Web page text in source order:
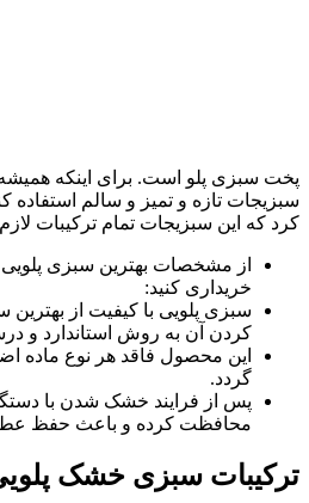
پخت سبزی پلو است. برای اینکه همیشه
سبزیجات تازه و تمیز و سالم
کرد که این سبزیجات تمام ترکیبات
از مشخصات بهترین سبزی پلویی
خریداری کنید:
سبزی پلویی با کیفیت از
کردن آن به روش استاندارد و
این محصول فاقد هر نوع ماده
گردد.
پس از فرایند خشک شدن با
محافظت کرده و باعث حفظ
ترکیبات سبزی خشک